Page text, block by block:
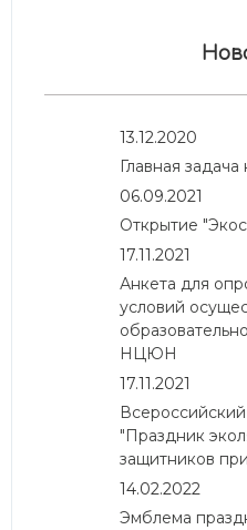
13.12.2020
Главная
06.09.2021
Открытие
17.11.2021
Анкета для
условий
НЦЮН
17.11.2021
"Праздник
защитников
14.02.2022
Эмблема